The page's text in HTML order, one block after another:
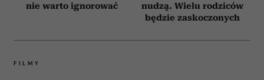
nie warto ignorować
nudzą. Wielu rodziców
będzie zaskoczonych
FILMY